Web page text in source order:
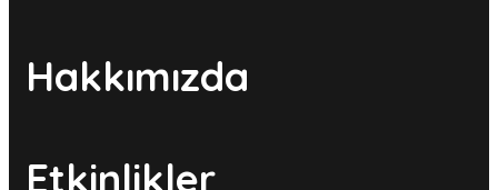
Hakkımızda
Etkinlikler